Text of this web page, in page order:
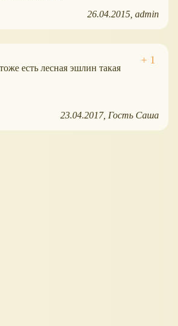
26.04.2015 admin
есть лесная эшлин такая
23.04.2017 Гость Саша